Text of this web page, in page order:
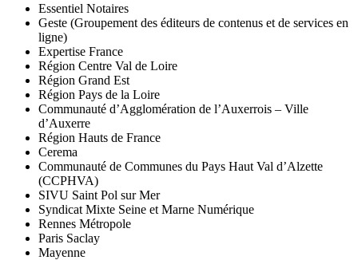
Essentiel Notaires
Geste (Groupement des éditeurs de contenus et de services en
ligne)
Expertise France
Région Centre Val de Loire
Région Grand Est
Région Pays de la Loire
Communauté d’Agglomération de l’Auxerrois – Ville
d’Auxerre
Région Hauts de France
Cerema
Communauté de Communes du Pays Haut Val d’Alzette
(CCPHVA)
SIVU Saint Pol sur Mer
Syndicat Mixte Seine et Marne Numérique
Rennes Métropole
Paris Saclay
Mayenne